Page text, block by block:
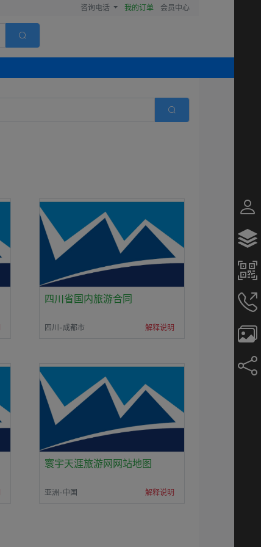
咨询电话 我的订单 会员中心
四川省国内旅游合同
四川-成都市 解释说明
寰宇天涯旅游网网站地图
亚洲-中国 解释说明